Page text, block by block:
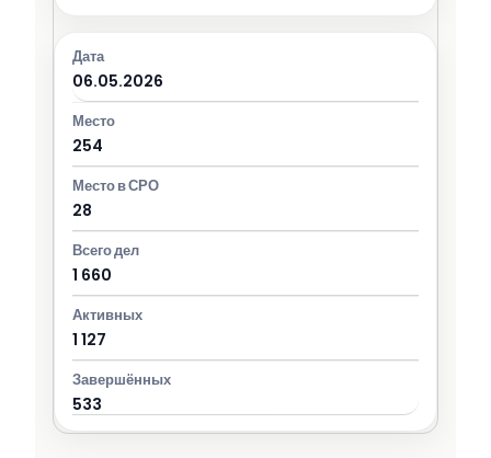
06.05.2026
254
28
1 660
1 127
533